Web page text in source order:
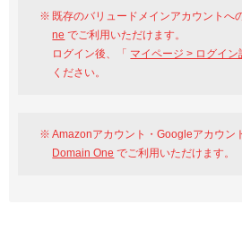
既存のバリュードメインアカウントへ
ne でご利用いただけます。
ログイン後、「 マイページ > ログイン
ください。
Amazonアカウント・Googleアカウン
Domain One でご利用いただけます。